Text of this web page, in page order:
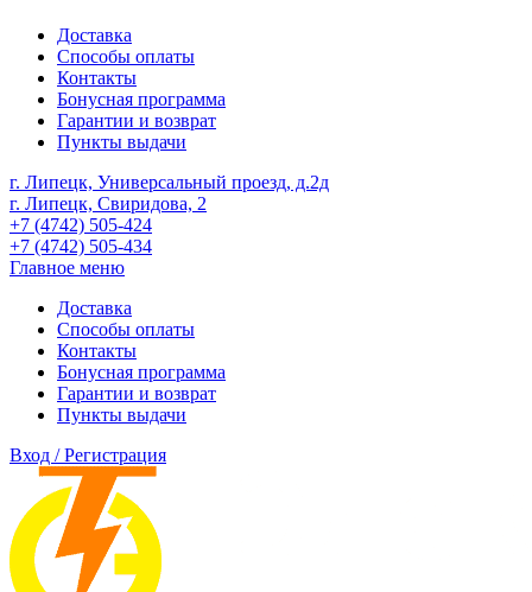
Доставка
Способы оплаты
Контакты
Бонусная программа
Гарантии и возврат
Пункты выдачи
г. Липецк, Универсальный проезд, д.2д
г. Липецк, Свиридова, 2
+7 (4742) 505-424
+7 (4742) 505-434
Главное меню
Доставка
Способы оплаты
Контакты
Бонусная программа
Гарантии и возврат
Пункты выдачи
Вход / Регистрация